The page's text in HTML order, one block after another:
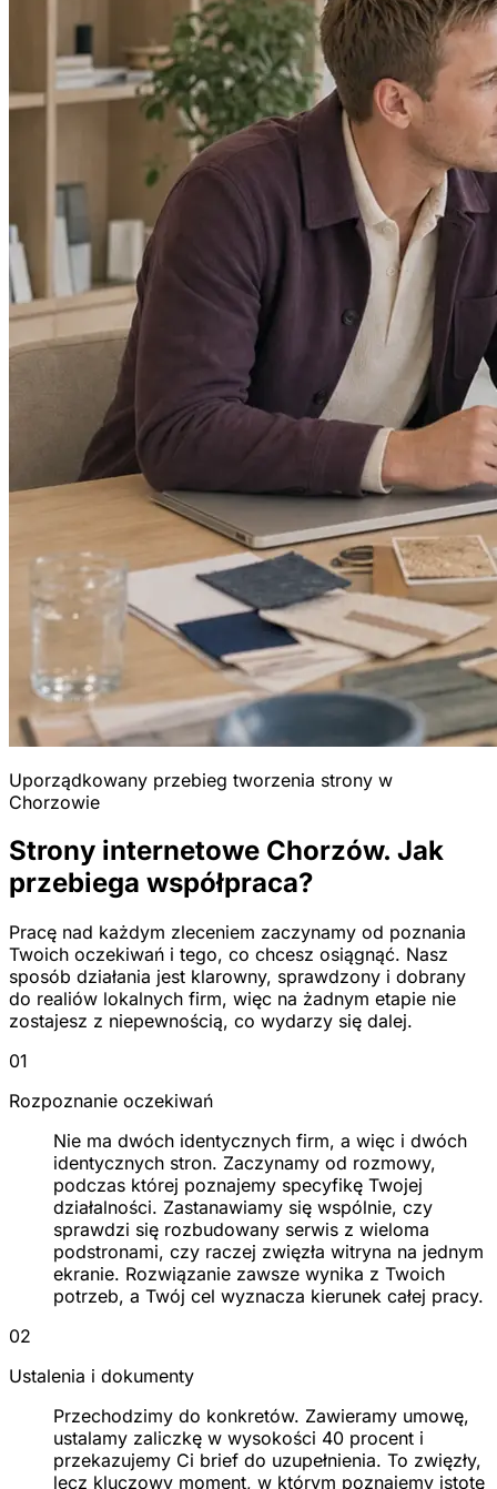
Uporządkowany przebieg tworzenia strony w
Chorzowie
Strony internetowe Chorzów. Jak
przebiega współpraca?
Pracę nad każdym zleceniem zaczynamy od poznania
Twoich oczekiwań i tego, co chcesz osiągnąć. Nasz
sposób działania jest klarowny, sprawdzony i dobrany
do realiów lokalnych firm, więc na żadnym etapie nie
zostajesz z niepewnością, co wydarzy się dalej.
01
Rozpoznanie oczekiwań
Nie ma dwóch identycznych firm, a więc i dwóch
identycznych stron. Zaczynamy od rozmowy,
podczas której poznajemy specyfikę Twojej
działalności. Zastanawiamy się wspólnie, czy
sprawdzi się rozbudowany serwis z wieloma
podstronami, czy raczej zwięzła witryna na jednym
ekranie. Rozwiązanie zawsze wynika z Twoich
potrzeb, a Twój cel wyznacza kierunek całej pracy.
02
Ustalenia i dokumenty
Przechodzimy do konkretów. Zawieramy umowę,
ustalamy zaliczkę w wysokości 40 procent i
przekazujemy Ci brief do uzupełnienia. To zwięzły,
lecz kluczowy moment, w którym poznajemy istotę